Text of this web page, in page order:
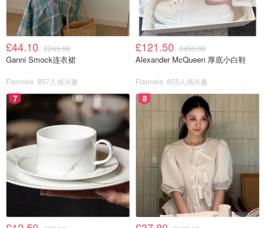
£44.10 £245.00
Ganni Smock连衣裙
Flannels 857人感兴趣
£121.50 £450.00
Alexander McQueen 厚底小白鞋
Flannels 855人感兴趣
7 8